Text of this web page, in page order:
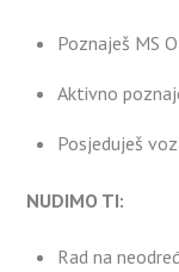
Poznaješ MS
Aktivno
Posjeduješ
NUDIMO TI:
Rad na